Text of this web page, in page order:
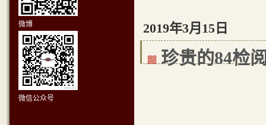
2019年3月15日
珍贵的84检
微博
微信公众号